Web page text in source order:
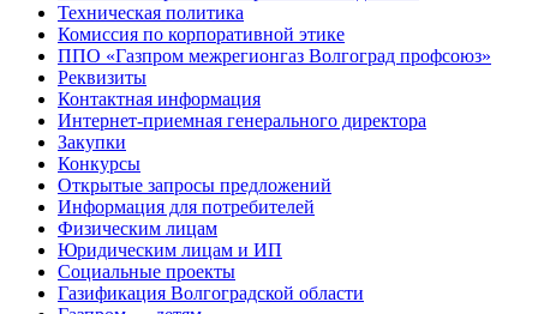
Техническая политика
Комиссия по корпоративной этике
ППО «Газпром межрегионгаз Волгоград профсоюз»
Реквизиты
Контактная информация
Интернет-приемная генерального директора
Закупки
Конкурсы
Открытые запросы предложений
Информация для потребителей
Физическим лицам
Юридическим лицам и ИП
Социальные проекты
Газификация Волгоградской области